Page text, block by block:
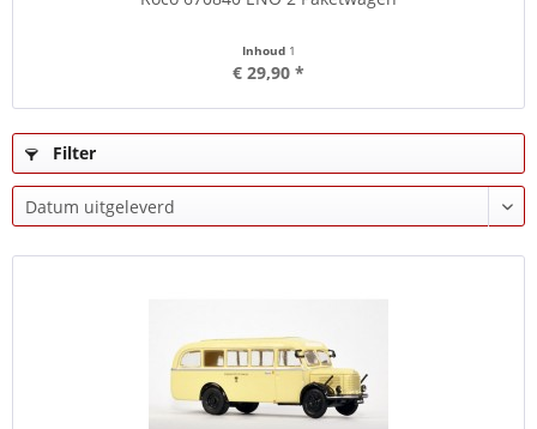
Inhoud 1
€ 29,90 *
Filter